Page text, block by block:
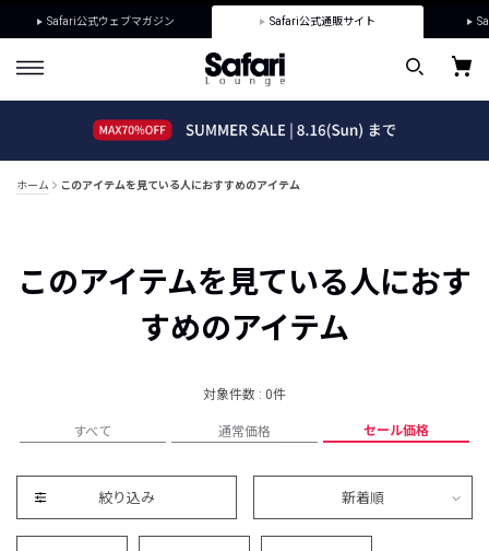
Safari公式ウェブマガジン Safari公式通販サイト
ホーム このアイテムを見ている人におすすめのアイテム
このアイテムを見ている人におす
すめのアイテム
対象件数 : 0件
すべて 通常価格 セール価格
絞り込み 新着順